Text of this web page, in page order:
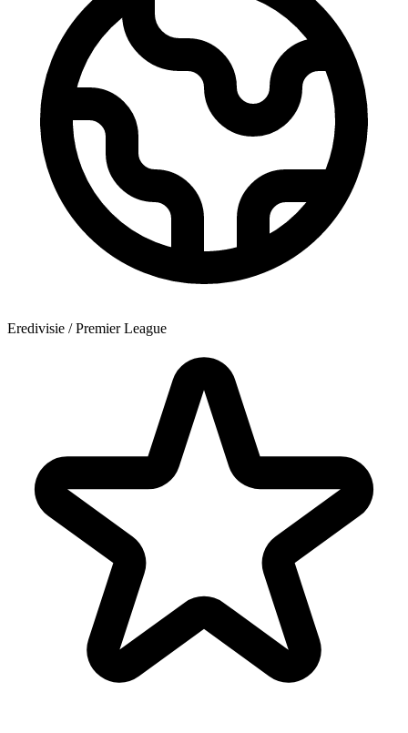
Eredivisie / Premier League